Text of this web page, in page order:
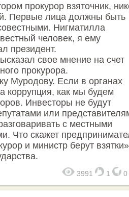
прокурор взяточник,
Первые лица должны быть
Нигматилла
человек, я ему
президент.
свое мнение на счет
прокурора.
Муродову. Если в органах
коррупция, как мы будем
Инвесторы не будут
или
с местными
Что скажет
и министр берут
3991 1 0